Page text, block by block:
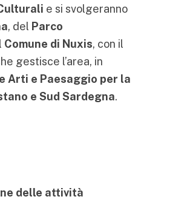
e si svolgeranno
, del Parco
Comune di Nuxis, con il
gestisce l’area, in
Arti e Paesaggio per la
e Sud Sardegna.
delle attività